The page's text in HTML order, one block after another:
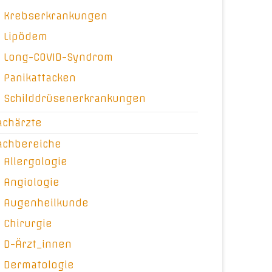
Krebserkrankungen
Lipödem
Long-COVID-Syndrom
Panikattacken
Schilddrüsenerkrankungen
Allergologie
Angiologie
Augenheilkunde
Chirurgie
D-Ärzt_innen
Dermatologie